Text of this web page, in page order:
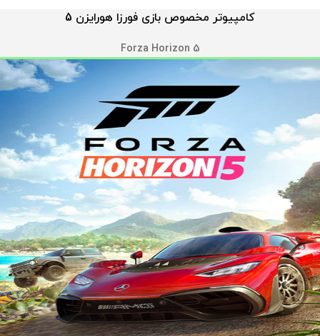
کامپیوتر مخصوص بازی فورزا هورایزن 5
Forza Horizon 5